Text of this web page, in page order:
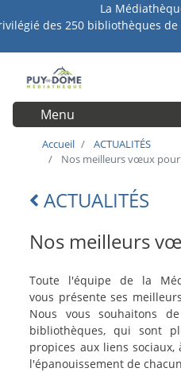
La Médiathèque
des 250 bibliothèques
User account
Menu
Accueil
ACTUALITÉS
Nos meilleurs vœux pour
LienACTUALITÉS
Nos meilleurs
intro-
actu
Toute l'équipe de la
vous présente ses
Nous vous souhaitons
bibliothèques, qui sont
propices aux liens
l'épanouissement de